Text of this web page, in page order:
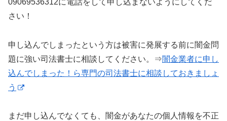
さい！
申し込んでしまったという方は被害に発展する前に闇金問
題に強い司法書士に相談してください。⇒闇金業者に申し
込んでしまった！ら専門の司法書士に相談しておきましょ
う
まだ申し込んでなくても、闇金があなたの個人情報を不正